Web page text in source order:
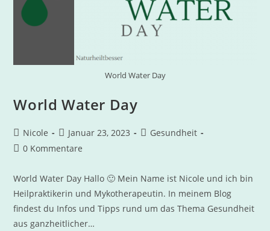
World Water Day
World Water Day
Nicole Januar 23, 2023
Gesundheit
0 Kommentare
World Water Day Hallo 🙂 Mein Name ist Nicole und ich bin
Heilpraktikerin und Mykotherapeutin. In meinem Blog
findest du Infos und Tipps rund um das Thema Gesundheit
aus ganzheitlicher…